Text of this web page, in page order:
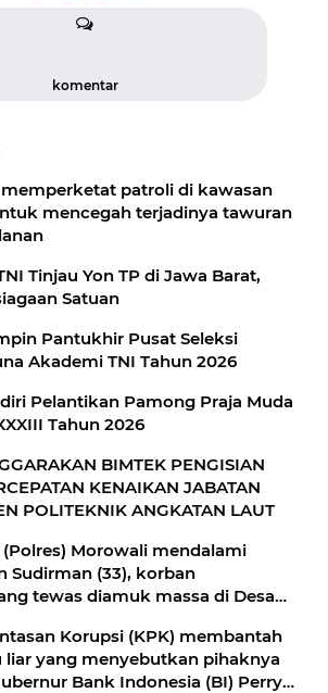
komentar
patroli di kawasan
mencegah terjadinya tawuran
Tinjau Yon TP di Jawa Barat,
Satuan
Pantukhir Pusat Seleksi
Akademi TNI Tahun 2026
Pelantikan Pamong Praja Muda
Tahun 2026
BIMTEK PENGISIAN
KENAIKAN JABATAN
POLITEKNIK ANGKATAN LAUT
(Polres) Morowali mendalami
Sudirman (33), korban
tewas diamuk massa di Desa
Korupsi (KPK) membantah
liar yang menyebutkan pihaknya
Bank Indonesia (BI) Perry